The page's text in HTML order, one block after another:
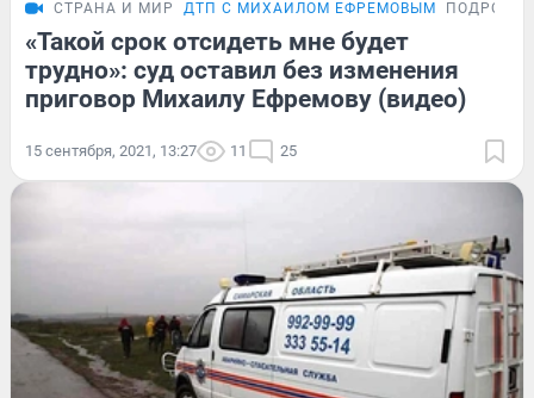
СТРАНА И МИР ДТП С МИХАИЛОМ ЕФРЕМОВЫМ
«Такой срок отсидеть мне будет
трудно»: суд оставил без изменения
приговор Михаилу Ефремову (видео)
15 сентября, 2021, 13:27 11 25